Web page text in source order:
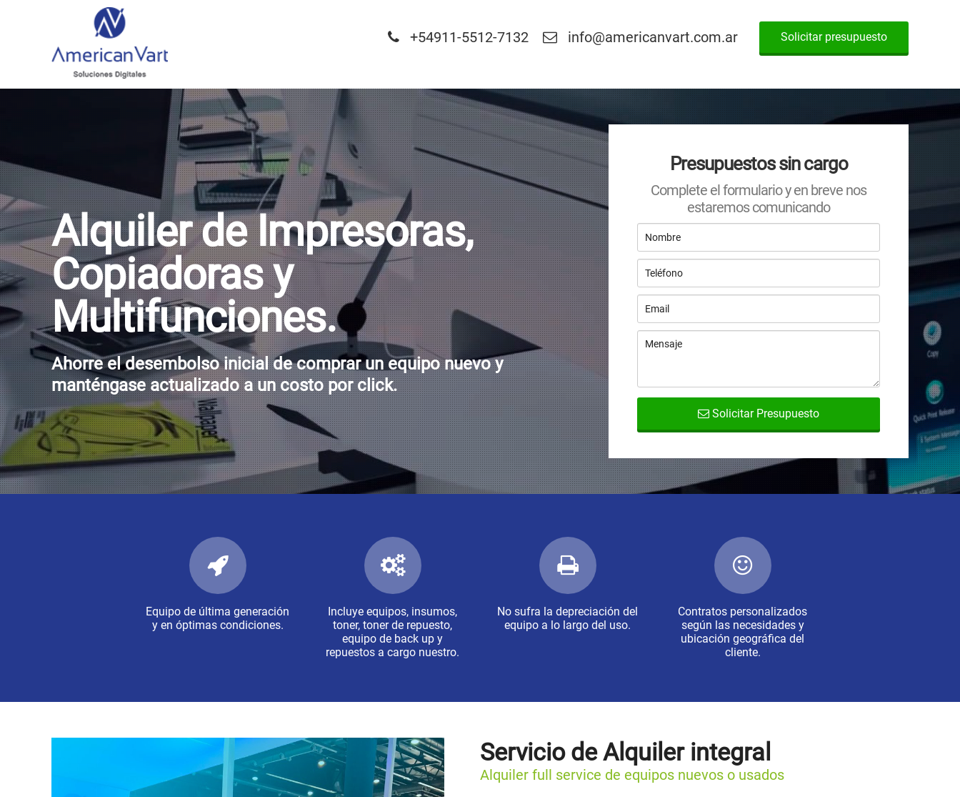
Solicitar presupuesto
+54911-5512-7132 info@americanvart.com.ar
Alquiler de Impresoras,
Copiadoras y
Multifunciones.
Ahorre el desembolso inicial de comprar un equipo nuevo y
manténgase actualizado a un costo por click.
Presupuestos sin cargo
Complete el formulario y en breve nos
estaremos comunicando
Solicitar Presupuesto
Equipo de última generación
y en óptimas condiciones.
Incluye equipos, insumos,
toner, toner de repuesto,
equipo de back up y
repuestos a cargo nuestro.
No sufra la depreciación del
equipo a lo largo del uso.
Contratos personalizados
según las necesidades y
ubicación geográfica del
cliente.
Servicio de Alquiler integral
Alquiler full service de equipos nuevos o usados